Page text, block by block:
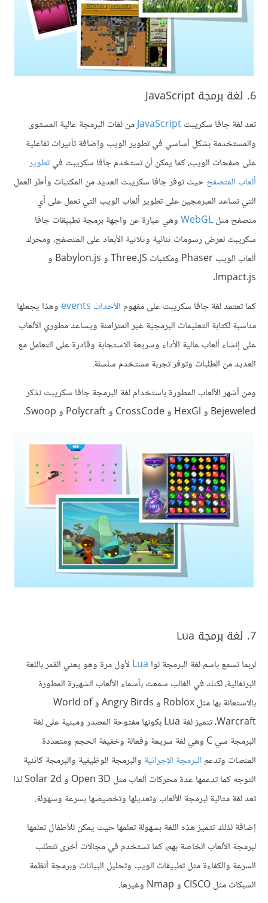
6. لغة برمجة JavaScript
تعد لغة جافا سكريبتJavaScriptمن لغات البرمجة عالية المستوى
والمستخدمة بشكل أساسي في تطوير الويب وإضافة تأثيرات تفاعلية
على صفحات الويب، كما يمكن أن تستخدم جافا سكريبت فيتطوير
ألعاب المتصفححيث توفر جافا سكريبت العديد من المكتبات وأطر العمل
التي تساعد المبرمجين على تطوير ألعاب الويب التي تعمل على أي
متصفح مثلWebGLوهي عبارة عن واجهة برمجة تطبيقات جافا
سكريبت لعرض رسومات ثنائية وثلاثية الأبعاد على المتصفح، ومحرك
ألعاب الويب Phaser ومكتبات Three.JS و Babylon.js و
Impact.js.
كما تعتمد لغة جافا سكريبت على مفهوم الأحداث events
وهذا يجعلها
مناسبة لكتابة التعليمات البرمجية غير المتزامنة ويساعد مطوري الألعاب
على إنشاء ألعاب عالية الأداء وسريعة الاستجابة وقادرة على التعامل مع
العديد من الطلبات وتوفر تجربة مستخدم سلسلة.
ومن أشهر الألعاب المطورة باستخدام لغة البرمجة جافا سكريبت نذكر
Bejeweled و HexGl و CrossCode و Polycraft و Swoop.
7. لغة برمجة Lua
لربما تسمع باسم لغة البرمجة لوا Luaلأول مرة وهو يعني القمر باللغة
البرتغالية، لكنك في الغالب سمعت بأسماء الألعاب الشهيرة المطورة
بالاستعانة بها مثل Roblox و Angry Birds و World of
Warcraft، تتميز لغة Lua بكونها مفتوحة المصدر ومبنية على لغة
البرمجة سي C وهي لغة سريعة وفعالة وخفيفة الحجم ومتعددة
المنصات وتدعم البرمجة الإجرائية والبرمجة الوظيفية والبرمجة كائنية
التوجه كما تدعمها عدة محركات ألعاب مثل Open 3D و Solar 2d لذا
تعد لغة مثالية لبرمجة الألعاب وتعديلها وتخصيصها بسرعة وسهولة.
إضافة لذلك تتميز هذه اللغة بسهولة تعلمها حيث يمكن للأطفال تعلمها
لبرمجة الألعاب الخاصة بهم، كما تستخدم في مجالات أخرى تتطلب
السرعة والكفاءة مثل تطبيقات الويب وتحليل البيانات وبرمجة أنظمة
الشبكات مثل CISCO و Nmap وغيرها.